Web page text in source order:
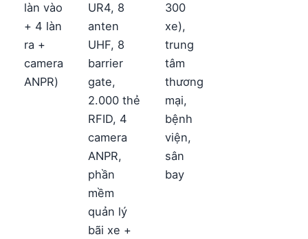
làn vào
+ 4 làn
ra +
camera
ANPR)
UR4, 8
anten
UHF, 8
barrier
gate,
2.000 thẻ
RFID, 4
camera
ANPR,
phần
mềm
quản lý
bãi xe +
300
xe),
trung
tâm
thương
mại,
bệnh
viện,
sân
bay